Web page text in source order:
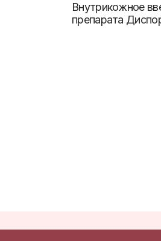
Внутрикожное
препарата